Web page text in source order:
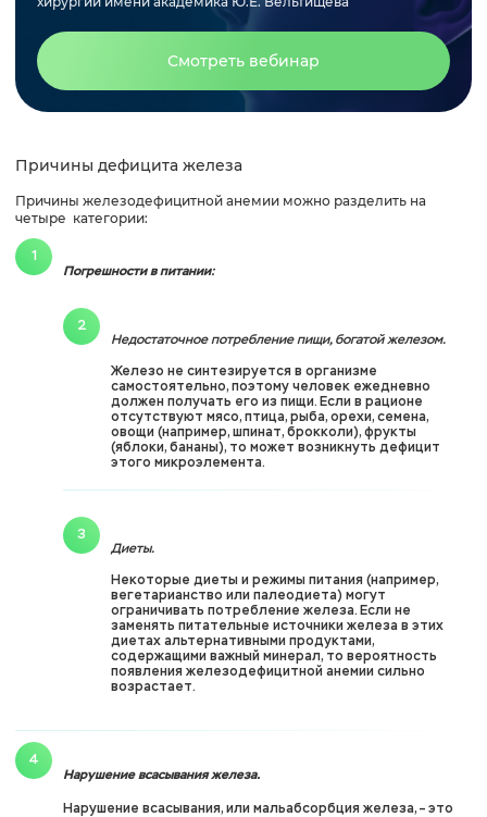
Смотреть вебинар
Причины дефицита железа
Причины железодефицитной анемии можно разделить на
четыре категории:
Погрешности в питании:
Недостаточное потребление пищи, богатой железом.
Железо не синтезируется в организме
самостоятельно, поэтому человек ежедневно
должен получать его из пищи. Если в рационе
отсутствуют мясо, птица, рыба, орехи, семена,
овощи (например, шпинат, брокколи), фрукты
(яблоки, бананы), то может возникнуть дефицит
этого микроэлемента.
Диеты.
Некоторые диеты и режимы питания (например,
вегетарианство или палеодиета) могут
ограничивать потребление железа. Если не
заменять питательные источники железа в этих
диетах альтернативными продуктами,
содержащими важный минерал, то вероятность
появления железодефицитной анемии сильно
возрастает.
Нарушение всасывания железа.
Нарушение всасывания, или мальабсорбция железа, – это